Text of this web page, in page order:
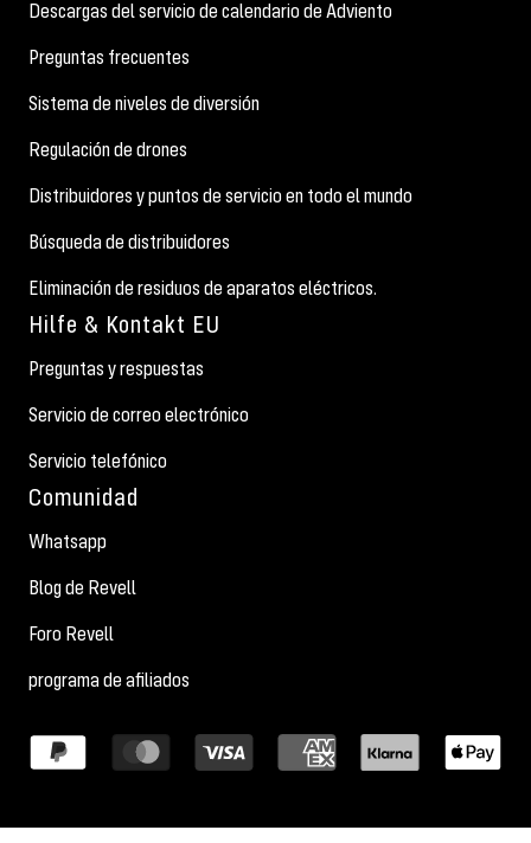
Descargas del servicio de calendario de Adviento
Preguntas frecuentes
Sistema de niveles de diversión
Regulación de drones
Distribuidores y puntos de servicio en todo el mundo
Búsqueda de distribuidores
Eliminación de residuos de aparatos eléctricos.
Hilfe & Kontakt EU
Preguntas y respuestas
Servicio de correo electrónico
Servicio telefónico
Comunidad
Whatsapp
Blog de Revell
Foro Revell
programa de afiliados